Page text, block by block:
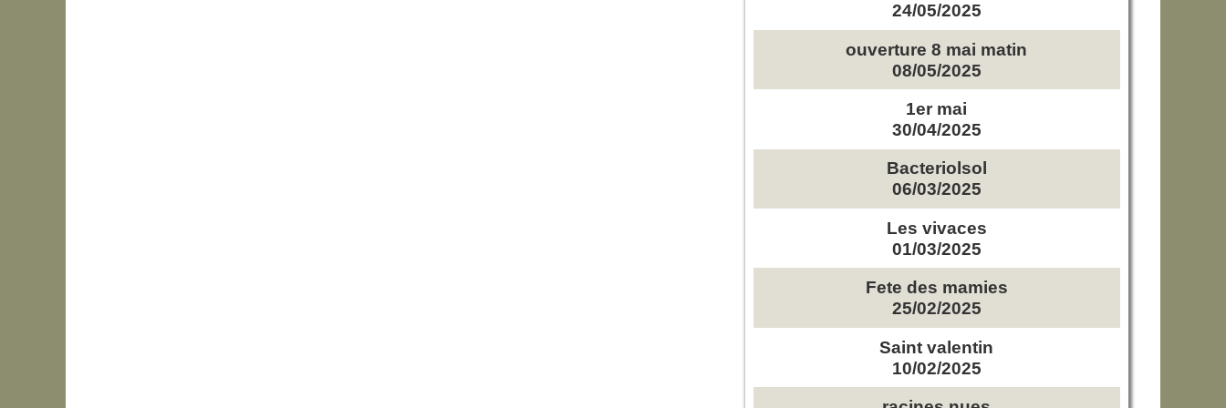
24/05/2025
ouverture 8 mai matin
08/05/2025
1er mai
30/04/2025
Bacteriolsol
06/03/2025
Les vivaces
01/03/2025
Fete des mamies
25/02/2025
Saint valentin
10/02/2025